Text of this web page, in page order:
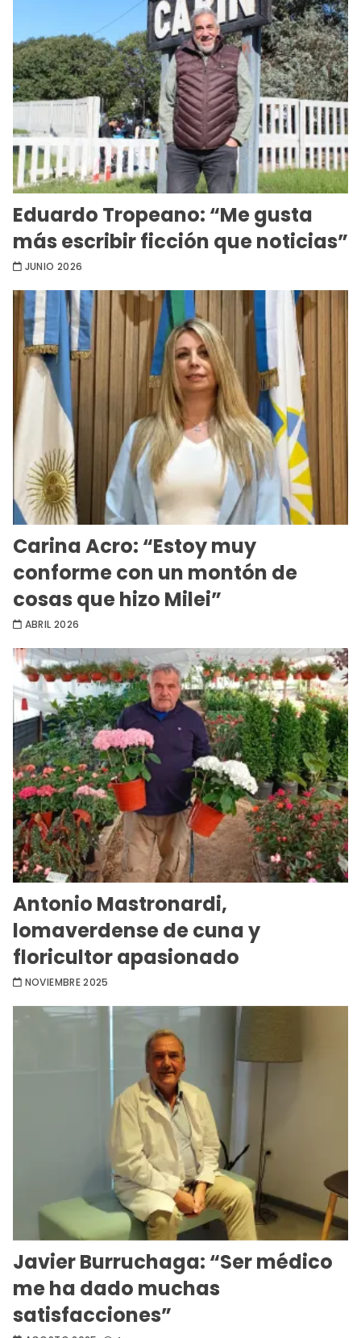
Eduardo Tropeano: “Me gusta
más escribir ficción que noticias”
JUNIO 2026
Carina Acro: “Estoy muy
conforme con un montón de
cosas que hizo Milei”
ABRIL 2026
Antonio Mastronardi,
lomaverdense de cuna y
floricultor apasionado
NOVIEMBRE 2025
Javier Burruchaga: “Ser médico
me ha dado muchas
satisfacciones”